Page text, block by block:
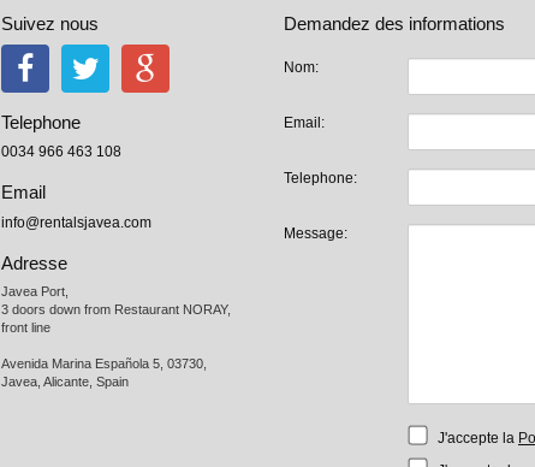
Suivez nous
Telephone
0034 966 463 108
Email
info@rentalsjavea.com
Adresse
Javea Port,
3 doors down from Restaurant NORAY,
front line
Avenida Marina Española 5, 03730,
Javea, Alicante, Spain
Demandez des informations
Nom:
Email:
Telephone:
Message:
J'accepte la